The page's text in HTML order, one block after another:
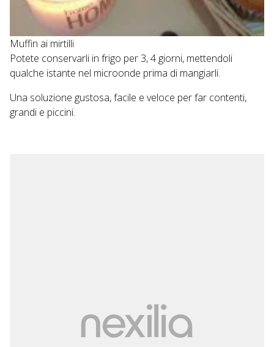
Muffin ai mirtilli
Potete conservarli in frigo per 3, 4 giorni, mettendoli
qualche istante nel microonde prima di mangiarli.
Una soluzione gustosa, facile e veloce per far contenti,
grandi e piccini.